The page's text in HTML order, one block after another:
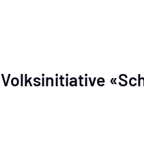
Volksinitiative